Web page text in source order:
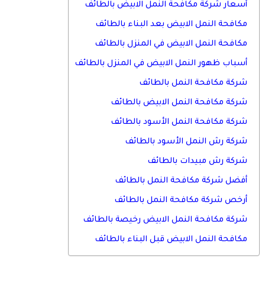
أسعار شركة مكافحة النمل الابيض بالطائف
مكافحة النمل الابيض بعد البناء بالطائف
مكافحة النمل الابيض في المنزل بالطائف
أسباب ظهور النمل الابيض في المنزل بالطائف
شركة مكافحة النمل بالطائف
شركة مكافحة النمل الابيض بالطائف
شركة مكافحة النمل الأسود بالطائف
شركة رش النمل الأسود بالطائف
شركة رش مبيدات بالطائف
أفضل شركة مكافحة النمل بالطائف
أرخص شركة مكافحة النمل بالطائف
شركة مكافحة النمل الابيض رخيصة بالطائف
مكافحة النمل الابيض قبل البناء بالطائف